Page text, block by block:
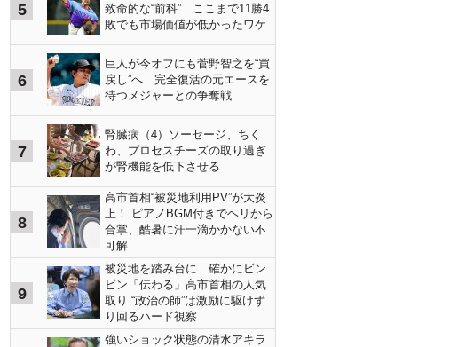
5
致命的な“前科”…ここまで11勝4
敗でも市場価値が低かったワケ
6
巨人が今オフにも菅野智之を“買
戻し”へ…完全復活の元エースを
待つメジャーとの争奪戦
7
腎臓病（4）ソーセージ、ちく
わ、プロセスチーズの取り過ぎ
が腎機能を低下させる
8
高市首相“被災地利用PV”が大炎
上！ ピアノBGM付きでヘリから
合掌、酷暑に汗一滴かかない不
可解
9
被災地を踏み台に…確かにビン
ビン「伝わる」高市首相の人気
取り “政治の師”は激励に駆けず
り回るハード視察
強いショック状態の清水アキラ